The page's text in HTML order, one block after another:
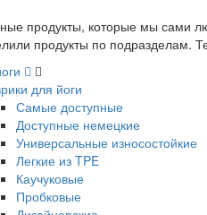
продукты, которые мы сами
продукты по подразделам.
для йоги
Самые доступные
Доступные немецкие
Универсальные износостойкие
Легкие из TPE
Каучуковые
Пробковые